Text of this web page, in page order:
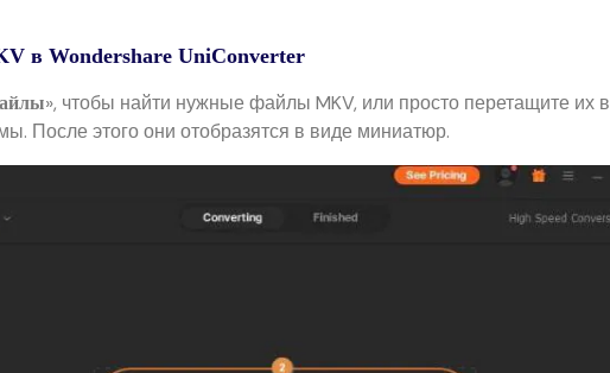
в Wondershare UniConverter
», чтобы найти нужные файлы MKV, или просто перетащите их в
После этого они отобразятся в виде миниатюр.